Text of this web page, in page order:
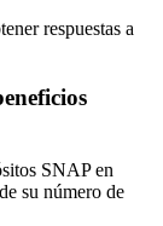
respuestas a
SNAP en
su número de